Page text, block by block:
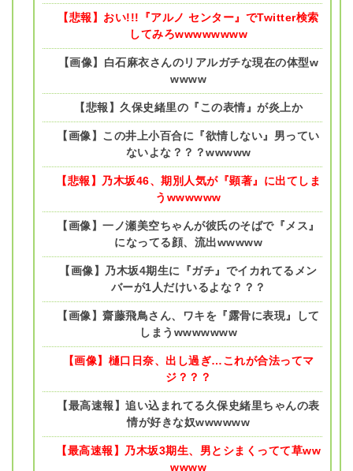
【悲報】おい!!!『アルノ センター』でTwitter検索
してみろwwwwwwww
【画像】白石麻衣さんのリアルガチな現在の体型w
wwww
【悲報】久保史緒里の『この表情』が炎上か
【画像】この井上小百合に『欲情しない』男ってい
ないよな？？？wwwww
【悲報】乃木坂46、期別人気が『顕著』に出てしま
うwwwwww
【画像】一ノ瀬美空ちゃんが彼氏のそばで『メス』
になってる顔、流出wwwww
【画像】乃木坂4期生に『ガチ』でイカれてるメン
バーが1人だけいるよな？？？
【画像】齋藤飛鳥さん、ワキを『露骨に表現』して
しまうwwwwwww
【画像】樋口日奈、出し過ぎ…これが合法ってマ
ジ？？？
【最高速報】追い込まれてる久保史緒里ちゃんの表
情が好きな奴wwwwww
【最高速報】乃木坂3期生、男とシまくってて草ww
wwww